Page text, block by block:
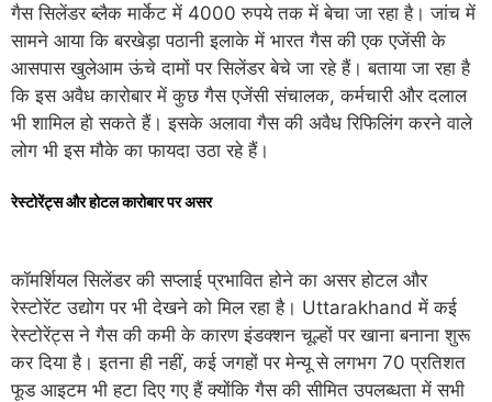
गैससिलेंडरब्लैकमार्केट में 4000 रुपयेतक में बेचा जा रहा है।जांच में
सामने आया कि बरखेड़ा पठानी इलाके में भारतगैस कीएक एजेंसी के
आसपासखुलेआम ऊंचे दामोंपरसिलेंडर बेचे जा रहे हैं। बताया जा रहा है
किइस अवैधकारोबार मेंकुछगैस एजेंसीसंचालक, कर्मचारी औरदलाल
भीशामिल हो सकते हैं। इसके अलावागैस की अवैधरिफिलिंग करने वाले
लोग भीइस मौके का फायदा उठा रहे हैं।
रेस्टोरेंट्सऔरहोटलकारोबारपरअसर
कॉमर्शियलसिलेंडर कीसप्लाईप्रभावित होने का असरहोटल और
रेस्टोरेंटउद्योगपर भी देखने कोमिल रहा है। Uttarakhand मेंकई
रेस्टोरेंट्स नेगैस की कमी केकारणइंडक्शन चूल्होंपर खाना बनाना शुरू
कर दिया है। इतना ही नहीं,कई जगहोंपर मेन्यू सेलगभग 70प्रतिशत
फूड आइटम भी हटादिएगए हैं क्योंकिगैस कीसीमित उपलब्धता में सभी